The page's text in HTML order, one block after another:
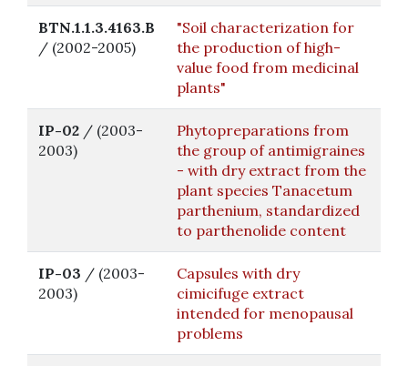
BTN.1.1.3.4163.B
/ (2002-2005)
"Soil characterization for
the production of high-
value food from medicinal
plants"
IP-02 / (2003-
2003)
Phytopreparations from
the group of antimigraines
- with dry extract from the
plant species Tanacetum
parthenium, standardized
to parthenolide content
IP-03 / (2003-
2003)
Capsules with dry
cimicifuge extract
intended for menopausal
problems